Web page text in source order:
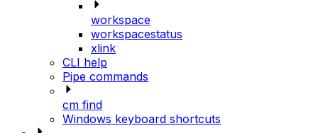
workspace
workspacestatus
xlink
CLI help
Pipe commands
cm find
Windows keyboard shortcuts